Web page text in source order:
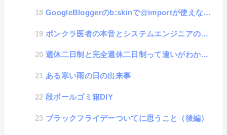
GoogleBloggerのb:skinで@importが使えなくてfont読み込みができない時の対応方法
ボンクラ医者の本音とシステムエンジニアの類似
週休二日制と完全週休二日制って違いがわからない人が悪いのではなくて名称が悪いと思わない？
ある寒い雨の日の出来事
段ボールゴミ箱DIY
ブラックフライデーついてに思うこと（後編）